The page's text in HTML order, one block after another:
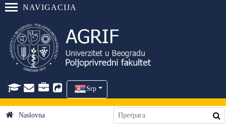
NAVIGACIJA
Srp
Naslovna